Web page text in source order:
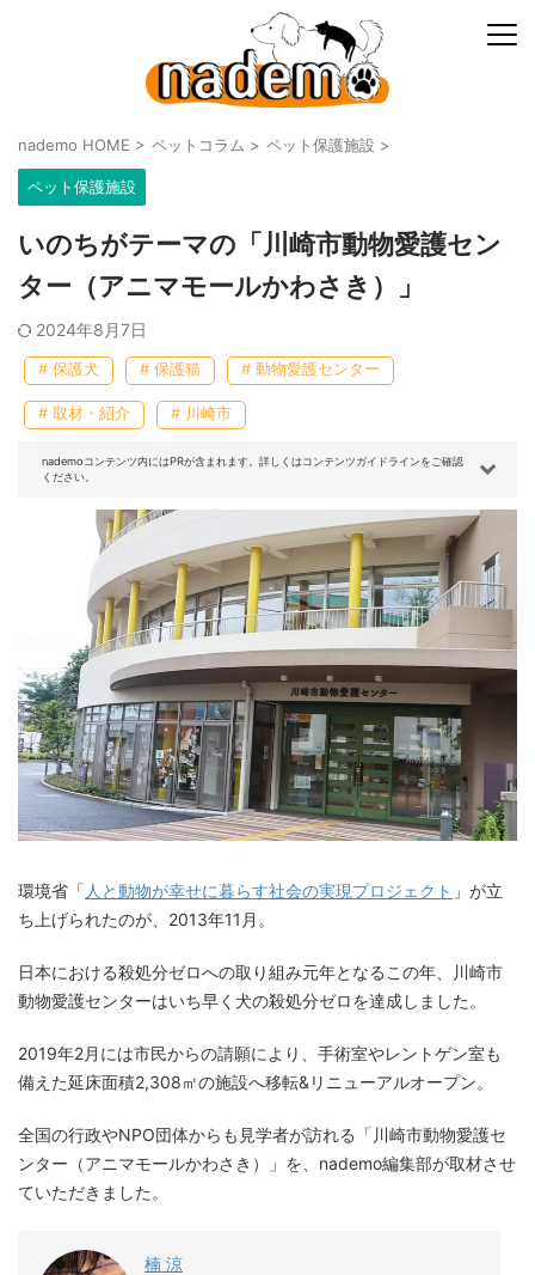
nademo HOME > ペットコラム > ペット保護施設 >
ペット保護施設
いのちがテーマの「川崎市動物愛護セン
ター（アニマモールかわさき）」
2024年8月7日
# 保護犬 # 保護猫 # 動物愛護センター
# 取材・紹介 # 川崎市
nademoコンテンツ内にはPRが含まれます。詳しくはコンテンツガイドラインをご確認
ください。
環境省「 人と動物が幸せに暮らす社会の実現プロジェクト 」が立
ち上げられたのが、2013年11月。
日本における殺処分ゼロへの取り組み元年となるこの年、川崎市
動物愛護センターはいち早く犬の殺処分ゼロを達成しました。
2019年2月には市民からの請願により、手術室やレントゲン室も
備えた延床面積2,308㎡の施設へ移転&リニューアルオープン。
全国の行政やNPO団体からも見学者が訪れる「川崎市動物愛護セ
ンター（アニマモールかわさき）」を、nademo編集部が取材させ
ていただきました。
楠 涼